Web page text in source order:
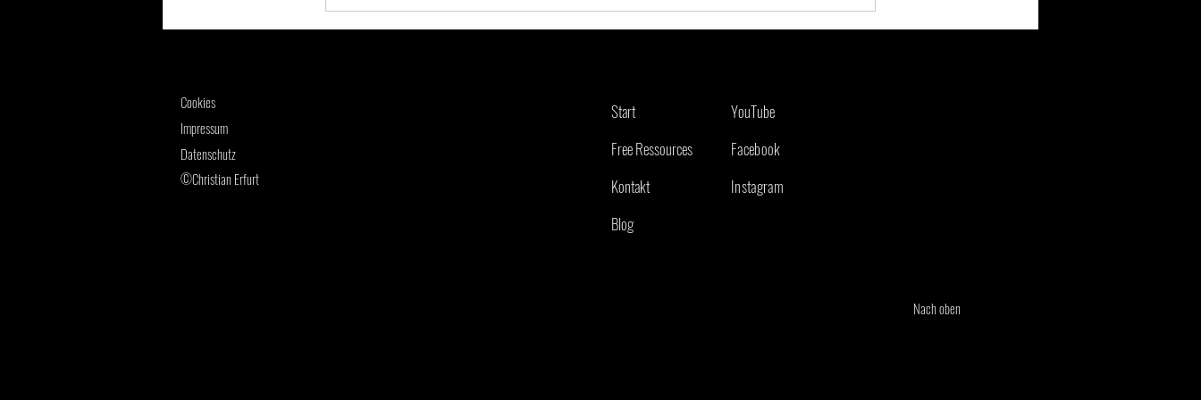
Cookies
Impressum
Datenschutz
©Christian Erfurt
Start
Free Ressources
Kontakt
Blog
YouTube
Facebook
Instagram
Nach oben